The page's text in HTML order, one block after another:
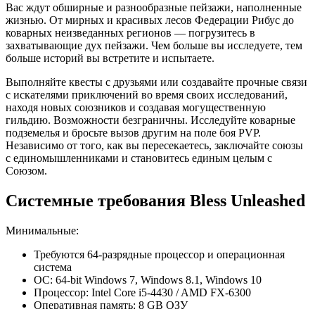
Вас ждут обширные и разнообразные пейзажи, наполненные
жизнью. От мирных и красивых лесов Федерации Рибус до
коварных неизведанных регионов — погрузитесь в
захватывающие дух пейзажи. Чем больше вы исследуете, тем
больше историй вы встретите и испытаете.
Выполняйте квесты с друзьями или создавайте прочные связи
с искателями приключений во время своих исследований,
находя новых союзников и создавая могущественную
гильдию. Возможности безграничны. Исследуйте коварные
подземелья и бросьте вызов другим на поле боя PVP.
Независимо от того, как вы пересекаетесь, заключайте союзы
с единомышленниками и становитесь единым целым с
Союзом.
Системные требования Bless Unleashed
Минимальные:
Требуются 64-разрядные процессор и операционная
система
ОС: 64-bit Windows 7, Windows 8.1, Windows 10
Процессор: Intel Core i5-4430 / AMD FX-6300
Оперативная память: 8 GB ОЗУ